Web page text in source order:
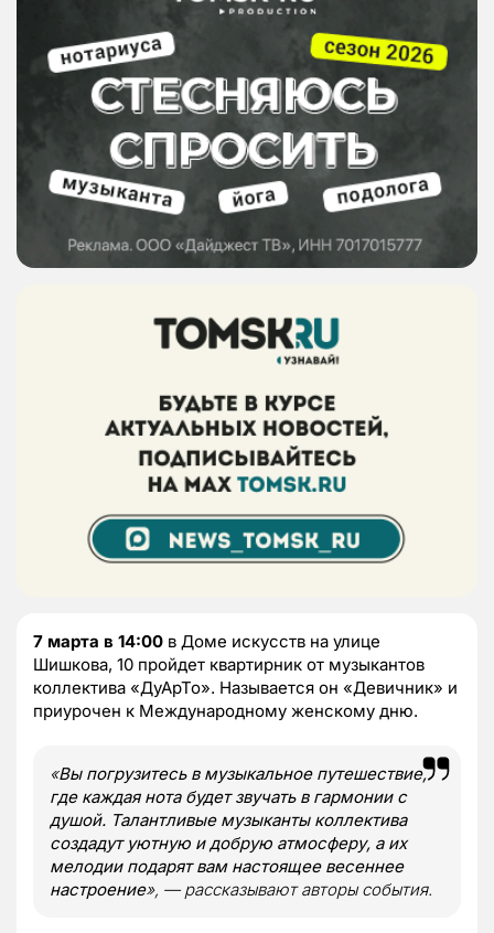
7 марта в 14:00 в Доме искусств на улице
Шишкова, 10 пройдет квартирник от музыкантов
коллектива «ДуАрТо». Называется он «Девичник» и
приурочен к Международному женскому дню.
«Вы погрузитесь в музыкальное путешествие,
где каждая нота будет звучать в гармонии с
душой. Талантливые музыканты коллектива
создадут уютную и добрую атмосферу, а их
мелодии подарят вам настоящее весеннее
настроение», — рассказывают авторы события.